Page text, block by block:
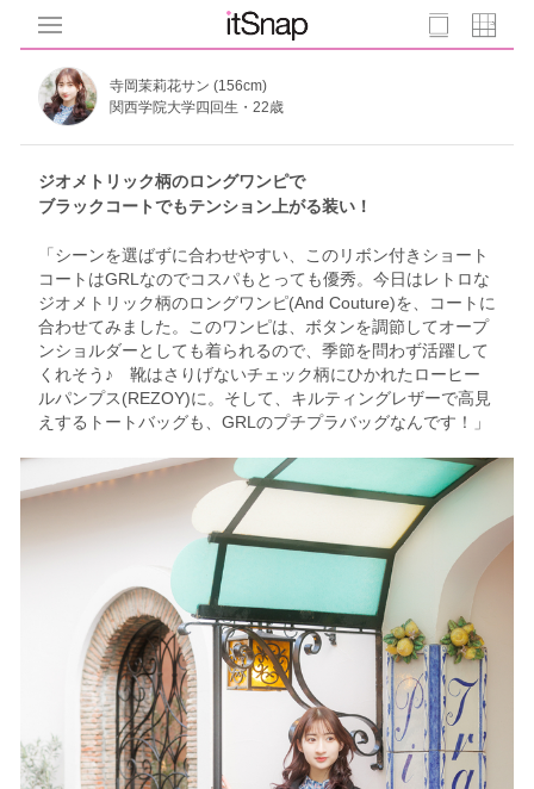
寺岡茉莉花サン (156cm)
関西学院大学四回生・22歳
ジオメトリック柄のロングワンピで
ブラックコートでもテンション上がる装い！
「シーンを選ばずに合わせやすい、このリボン付きショート
コートはGRLなのでコスパもとっても優秀。今日はレトロな
ジオメトリック柄のロングワンピ(And Couture)を、コートに
合わせてみました。このワンピは、ボタンを調節してオープ
ンショルダーとしても着られるので、季節を問わず活躍して
くれそう♪ 靴はさりげないチェック柄にひかれたローヒー
ルパンプス(REZOY)に。そして、キルティングレザーで高見
えするトートバッグも、GRLのプチプラバッグなんです！」